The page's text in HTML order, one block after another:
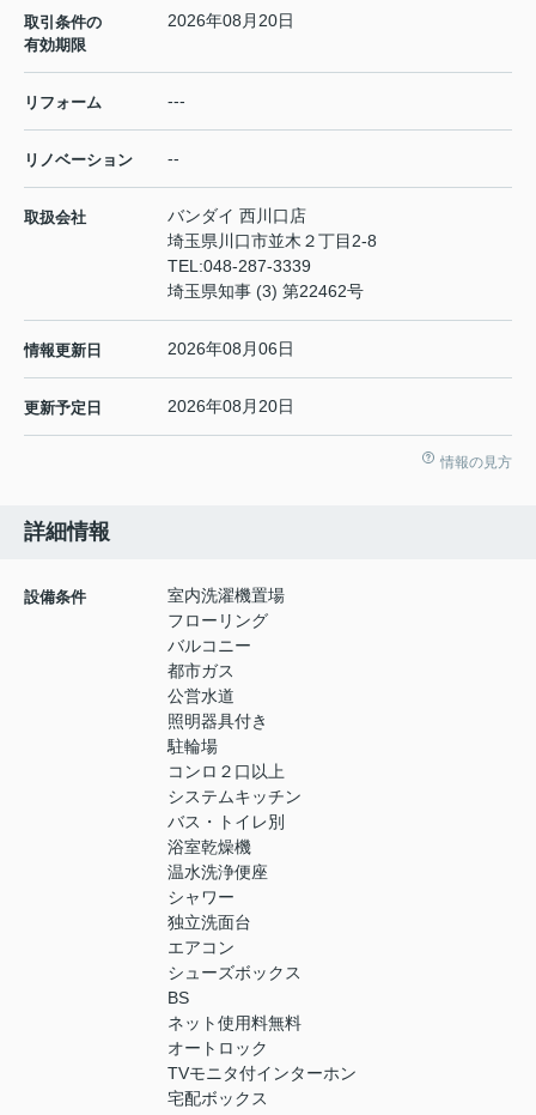
取引条件の
有効期限
2026年08月20日
リフォーム ---
リノベーション --
取扱会社
バンダイ 西川口店
埼玉県川口市並木２丁目2-8
TEL:048-287-3339
埼玉県知事 (3) 第22462号
情報更新日 2026年08月06日
更新予定日 2026年08月20日
情報の見方
詳細情報
設備条件
室内洗濯機置場
フローリング
バルコニー
都市ガス
公営水道
照明器具付き
駐輪場
コンロ２口以上
システムキッチン
バス・トイレ別
浴室乾燥機
温水洗浄便座
シャワー
独立洗面台
エアコン
シューズボックス
BS
ネット使用料無料
オートロック
TVモニタ付インターホン
宅配ボックス